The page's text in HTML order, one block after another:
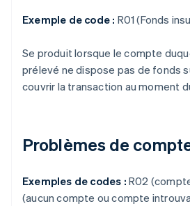
Exemple de code : R01 (Fonds
Se produit lorsque le compte
prélevé ne dispose pas de fonds
couvrir la transaction au moment
Problèmes de
Exemples de codes : R02
(aucun compte ou compte